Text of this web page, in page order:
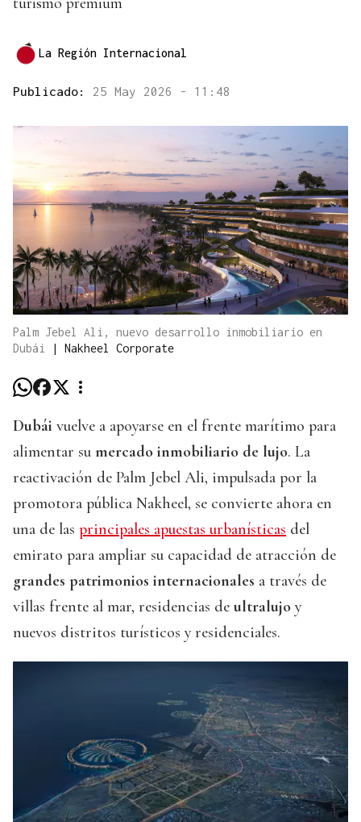
La Región Internacional
Publicado: 25 May 2026 - 11:48
Palm Jebel Ali, nuevo desarrollo inmobiliario en
Dubái
| Nakheel Corporate
Dubái vuelve a apoyarse en el frente marítimo para
alimentar su mercado inmobiliario de lujo. La
reactivación de Palm Jebel Ali, impulsada por la
promotora pública Nakheel, se convierte ahora en
una de las principales apuestas urbanísticas del
emirato para ampliar su capacidad de atracción de
grandes patrimonios internacionales a través de
villas frente al mar, residencias de ultralujo y
nuevos distritos turísticos y residenciales.